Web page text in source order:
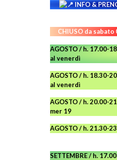
INFO &
CHIUSO da
AGOSTO / h. 17.00-
al venerdì
AGOSTO/ h. 18.30-
al venerdì
AGOSTO / h. 20.00-
mer 19
AGOSTO/ h. 21.30-
SETTEMBRE / h.